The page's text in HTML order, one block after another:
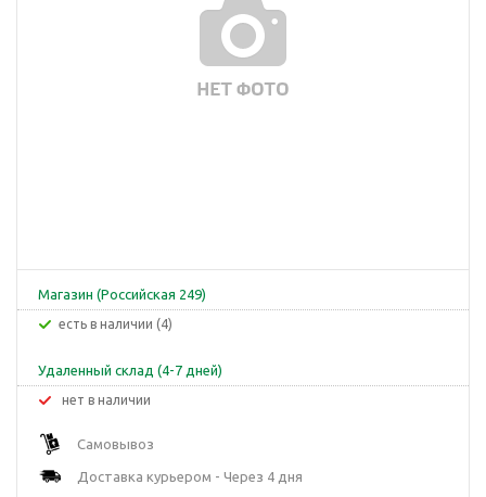
Магазин (Российская 249)
Есть в наличии (4)
Удаленный склад (4-7 дней)
Нет в наличии
Самовывоз
Доставка курьером - Через 4 дня